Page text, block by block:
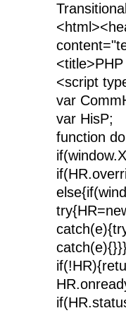
<script
var
var HisP;
function